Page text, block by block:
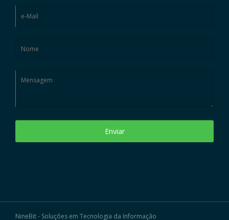
Enviar
NineBit - Soluções em Tecnologia da Informação